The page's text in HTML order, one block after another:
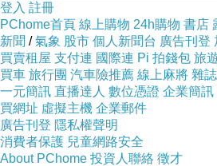
登入 註冊
PChome首頁 線上購物 24h購物 書店
新聞 /氣象 股市 個人新聞台 廣告刊登
買賣租屋 支付連 國際連 Pi 拍錢包 旅
買車 旅行團 汽車險推薦 線上麻將 雜誌
一元簡訊 直播達人 數位憑證 企業簡訊
買網址 虛擬主機 企業郵件
廣告刊登 隱私權聲明
消費者保護 兒童網路安全
About PChome 投資人聯絡 徵才